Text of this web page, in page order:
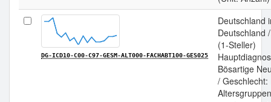
DG-ICD10-C00-C97-GESM-ALT000-FACHABT100-GES025
Deutschland
Deutschland
(1-Steller)
Bösartige
/ Geschlecht: